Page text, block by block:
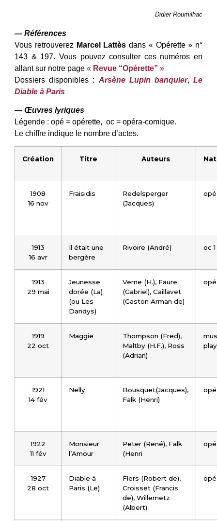
Didier Roumilhac
— Références
Vous retrouverez Marcel Lattès dans « Opérette » n°
143 & 197. Vous pouvez consulter ces numéros en
allant sur notre page « Revue “Opérette” »
Dossiers disponibles : Arsène Lupin banquier,Le
Diable à Paris
— Œuvres lyriques
Légende : opé = opérette, oc = opéra-comique.
Le chiffre indique le nombre d’actes.
Création Titre Auteurs
1908
16 nov
Fraisidis
Redelsperger
(Jacques)
opé
1913
16 avr
Il était une
bergère
Rivoire (André) oc 1
1913
29 mai
Jeunesse
dorée (La)
(ou Les
Dandys)
Verne (H.), Faure
(Gabriel), Caillavet
(Gaston Arman de)
1919
22 oct
Maggie
Thompson (Fred),
Maltby (H.F.), Ross
(Adrian)
1921
14 fév
Nelly
Bousquet(Jacques),
Falk (Henri)
1922
11 fév
Monsieur
l’Amour
Peter (René), Falk
(Henri
1927
28 oct
Diable à
Paris (Le)
Flers (Robert de),
Croisset (Francis
de), Willemetz
(Albert)